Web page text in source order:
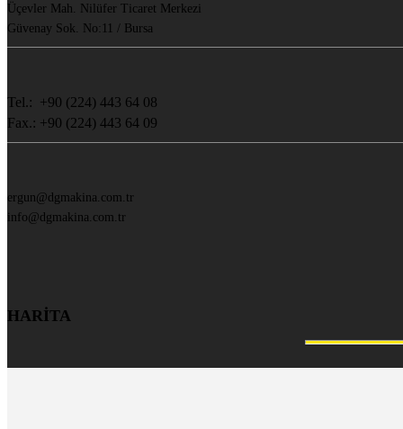
Üçevler Mah. Nilüfer Ticaret Merkezi
Güvenay Sok. No:11 / Bursa
Tel.: +90 (224) 443 64 08
Fax.: +90 (224) 443 64 09
ergun@dgmakina.com.tr
info@dgmakina.com.tr
HARİTA